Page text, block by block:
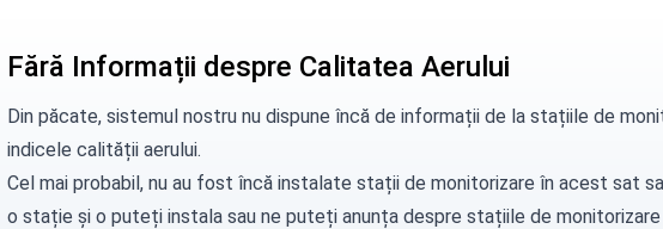
Fără Informații despre Calitatea Aerului
Din păcate, sistemul nostru nu dispune încă de informații de la stațiile de
indicele calității aerului.
Cel mai probabil, nu au fost încă instalate stații de monitorizare în acest sat
o stație și o puteți instala sau ne puteți anunțadespre stațiile de monitorizare